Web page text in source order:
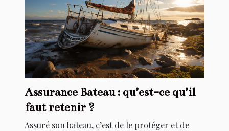
Assurance Bateau : qu’est-ce qu’il
faut retenir ?
Assuré son bateau, c’est de le protéger et de